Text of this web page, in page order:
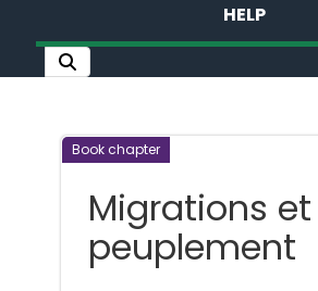
HELP
Book chapter
Migrations et
peuplement